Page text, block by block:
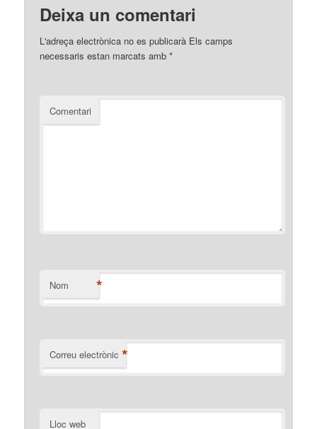
Deixa un comentari
L'adreça electrònica no es publicarà Els camps
necessaris estan marcats amb*
Comentari
Nom *
Correu electrònic *
Lloc web